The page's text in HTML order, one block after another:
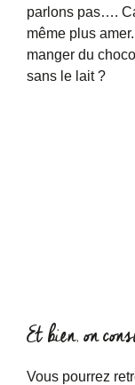
parlons pas….
même plus
manger du
sans le lait ?
Et bien, on
Vous pourrez